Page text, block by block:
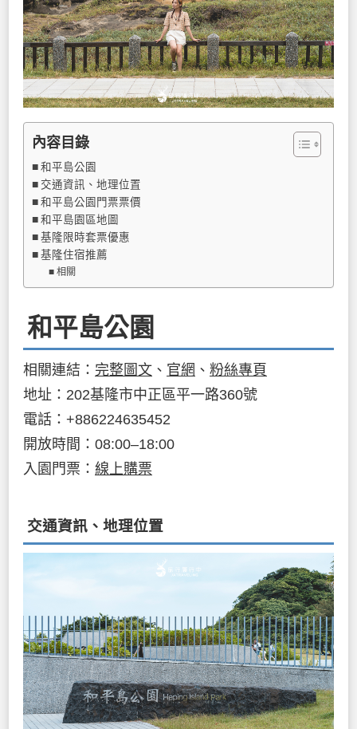
內容目錄
和平島公園
交通資訊、地理位置
和平島公園門票票價
和平島園區地圖
基隆限時套票優惠
基隆住宿推薦
相關
和平島公園
相關連結： 完整圖文 、 官網 、 粉絲專頁
地址：202基隆市中正區平一路360號
電話：+886224635452
開放時間：08:00–18:00
入園門票： 線上購票
交通資訊、地理位置